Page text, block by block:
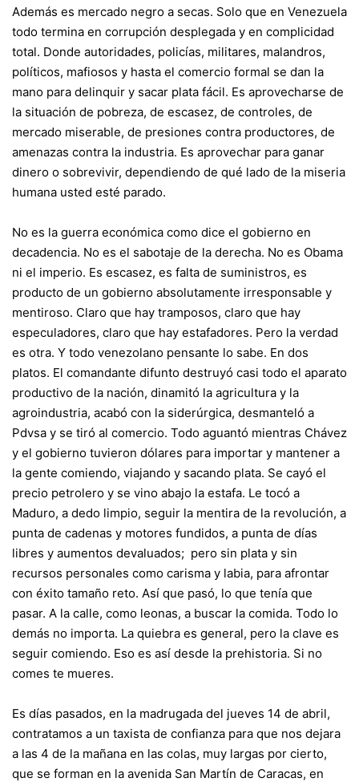
Además es mercado negro a secas. Solo que en Venezuela
todo termina en corrupción desplegada y en complicidad
total. Donde autoridades, policías, militares, malandros,
políticos, mafiosos y hasta el comercio formal se dan la
mano para delinquir y sacar plata fácil. Es aprovecharse de
la situación de pobreza, de escasez, de controles, de
mercado miserable, de presiones contra productores, de
amenazas contra la industria. Es aprovechar para ganar
dinero o sobrevivir, dependiendo de qué lado de la miseria
humana usted esté parado.
No es la guerra económica como dice el gobierno en
decadencia. No es el sabotaje de la derecha. No es Obama
ni el imperio. Es escasez, es falta de suministros, es
producto de un gobierno absolutamente irresponsable y
mentiroso. Claro que hay tramposos, claro que hay
especuladores, claro que hay estafadores. Pero la verdad
es otra. Y todo venezolano pensante lo sabe. En dos
platos. El comandante difunto destruyó casi todo el aparato
productivo de la nación, dinamitó la agricultura y la
agroindustria, acabó con la siderúrgica, desmanteló a
Pdvsa y se tiró al comercio. Todo aguantó mientras Chávez
y el gobierno tuvieron dólares para importar y mantener a
la gente comiendo, viajando y sacando plata. Se cayó el
precio petrolero y se vino abajo la estafa. Le tocó a
Maduro, a dedo limpio, seguir la mentira de la revolución, a
punta de cadenas y motores fundidos, a punta de días
libres y aumentos devaluados; pero sin plata y sin
recursos personales como carisma y labia, para afrontar
con éxito tamaño reto. Así que pasó, lo que tenía que
pasar. A la calle, como leonas, a buscar la comida. Todo lo
demás no importa. La quiebra es general, pero la clave es
seguir comiendo. Eso es así desde la prehistoria. Si no
comes te mueres.
Es días pasados, en la madrugada del jueves 14 de abril,
contratamos a un taxista de confianza para que nos dejara
a las 4 de la mañana en las colas, muy largas por cierto,
que se forman en la avenida San Martín de Caracas, en